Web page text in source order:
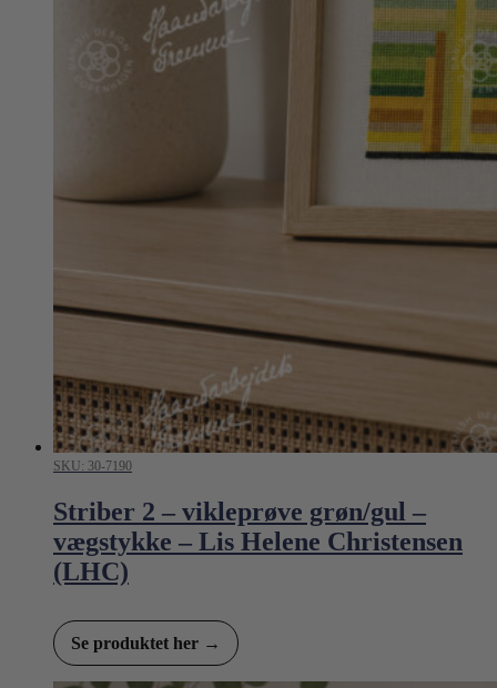
SKU: 30-7190
Striber 2 – vikleprøve grøn/gul –
vægstykke – Lis Helene Christensen
(LHC)
Se produktet her →